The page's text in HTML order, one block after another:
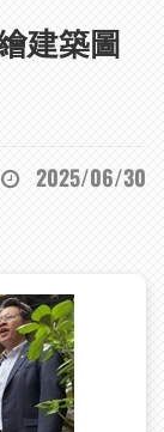
建築圖
2025/06/30